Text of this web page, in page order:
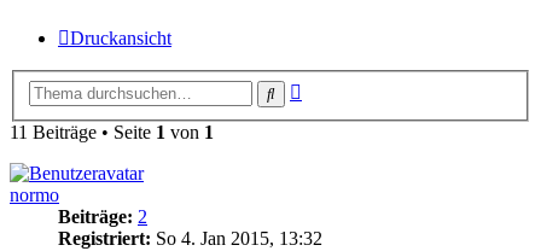
Druckansicht
Suche
11 Beiträge • Seite 1 von 1
normo
Beiträge: 2
Registriert: So 4. Jan 2015, 13:32